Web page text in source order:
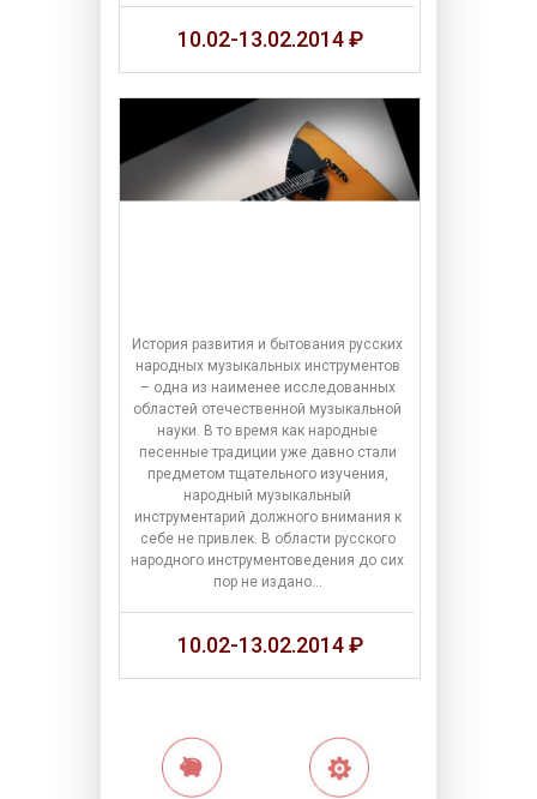
10.02-13.02.2014 ₽
История развития и бытования русских
народных музыкальных инструментов
– одна из наименее исследованных
областей отечественной музыкальной
науки. В то время как народные
песенные традиции уже давно стали
предметом тщательного изучения,
народный музыкальный
инструментарий должного внимания к
себе не привлек. В области русского
народного инструментоведения до сих
пор не издано…
10.02-13.02.2014 ₽